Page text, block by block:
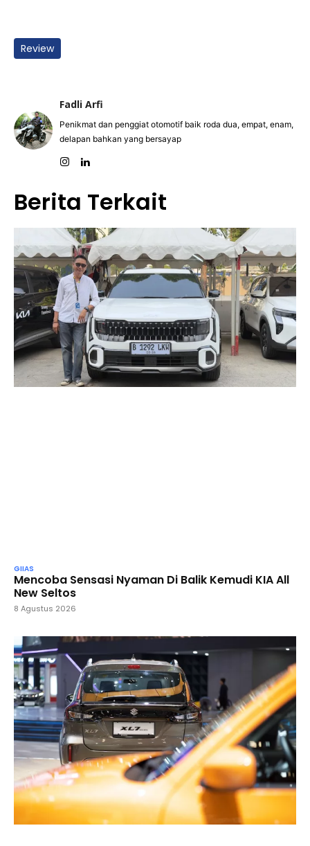
Review
Fadli Arfi
Penikmat dan penggiat otomotif baik roda dua, empat, enam,
delapan bahkan yang bersayap
Berita Terkait
GIIAS
Mencoba Sensasi Nyaman Di Balik Kemudi KIA All
New Seltos
8 Agustus 2026